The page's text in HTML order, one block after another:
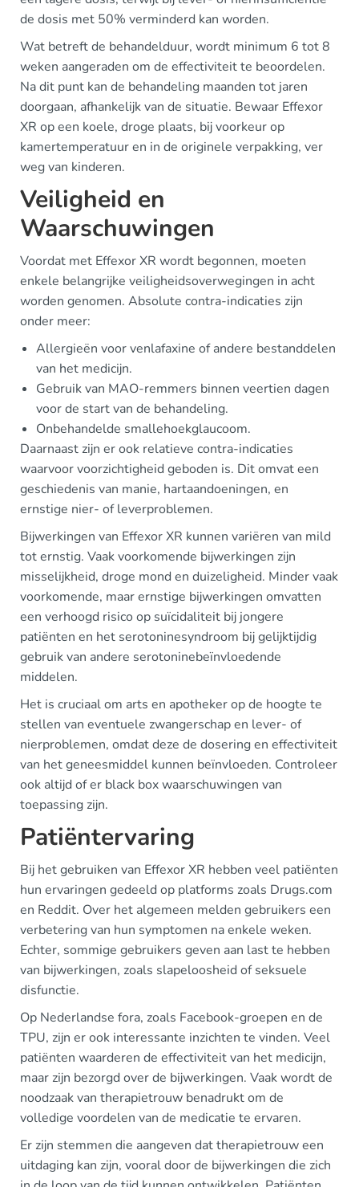
de dosis met 50% verminderd kan worden.
Wat betreft de behandelduur, wordt minimum 6 tot 8
weken aangeraden om de effectiviteit te beoordelen.
Na dit punt kan de behandeling maanden tot jaren
doorgaan, afhankelijk van de situatie. Bewaar Effexor
XR op een koele, droge plaats, bij voorkeur op
kamertemperatuur en in de originele verpakking, ver
weg van kinderen.
Veiligheid en
Waarschuwingen
Voordat met Effexor XR wordt begonnen, moeten
enkele belangrijke veiligheidsoverwegingen in acht
worden genomen. Absolute contra-indicaties zijn
onder meer:
Allergieën voor venlafaxine of andere bestanddelen
van het medicijn.
Gebruik van MAO-remmers binnen veertien dagen
voor de start van de behandeling.
Onbehandelde smallehoekglaucoom.
Daarnaast zijn er ook relatieve contra-indicaties
waarvoor voorzichtigheid geboden is. Dit omvat een
geschiedenis van manie, hartaandoeningen, en
ernstige nier- of leverproblemen.
Bijwerkingen van Effexor XR kunnen variëren van mild
tot ernstig. Vaak voorkomende bijwerkingen zijn
misselijkheid, droge mond en duizeligheid. Minder vaak
voorkomende, maar ernstige bijwerkingen omvatten
een verhoogd risico op suïcidaliteit bij jongere
patiënten en het serotoninesyndroom bij gelijktijdig
gebruik van andere serotoninebeïnvloedende
middelen.
Het is cruciaal om arts en apotheker op de hoogte te
stellen van eventuele zwangerschap en lever- of
nierproblemen, omdat deze de dosering en effectiviteit
van het geneesmiddel kunnen beïnvloeden. Controleer
ook altijd of er black box waarschuwingen van
toepassing zijn.
Patiëntervaring
Bij het gebruiken van Effexor XR hebben veel patiënten
hun ervaringen gedeeld op platforms zoals Drugs.com
en Reddit. Over het algemeen melden gebruikers een
verbetering van hun symptomen na enkele weken.
Echter, sommige gebruikers geven aan last te hebben
van bijwerkingen, zoals slapeloosheid of seksuele
disfunctie.
Op Nederlandse fora, zoals Facebook-groepen en de
TPU, zijn er ook interessante inzichten te vinden. Veel
patiënten waarderen de effectiviteit van het medicijn,
maar zijn bezorgd over de bijwerkingen. Vaak wordt de
noodzaak van therapietrouw benadrukt om de
volledige voordelen van de medicatie te ervaren.
Er zijn stemmen die aangeven dat therapietrouw een
uitdaging kan zijn, vooral door de bijwerkingen die zich